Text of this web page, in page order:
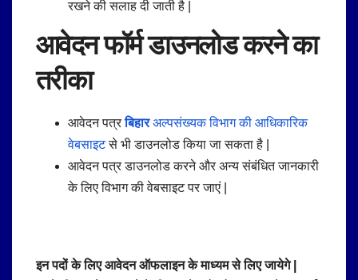
रखने की सलाह दी जाती है |
आवेदन फॉर्म डाउनलोड करने का
तरीका
आवेदन पत्रबिहारअल्पसंख्यक विभाग की आधिकारिक
वेबसाइटसे भी डाउनलोड किया जा सकता है |
आवेदन पत्र डाउनलोड करने और अन्य संबंधित जानकारी
के लिए विभाग की वेबसाइट पर जाएं |
इन पदों के लिए आवेदन ऑफलाइन के माध्यम से लिए जायेगे |